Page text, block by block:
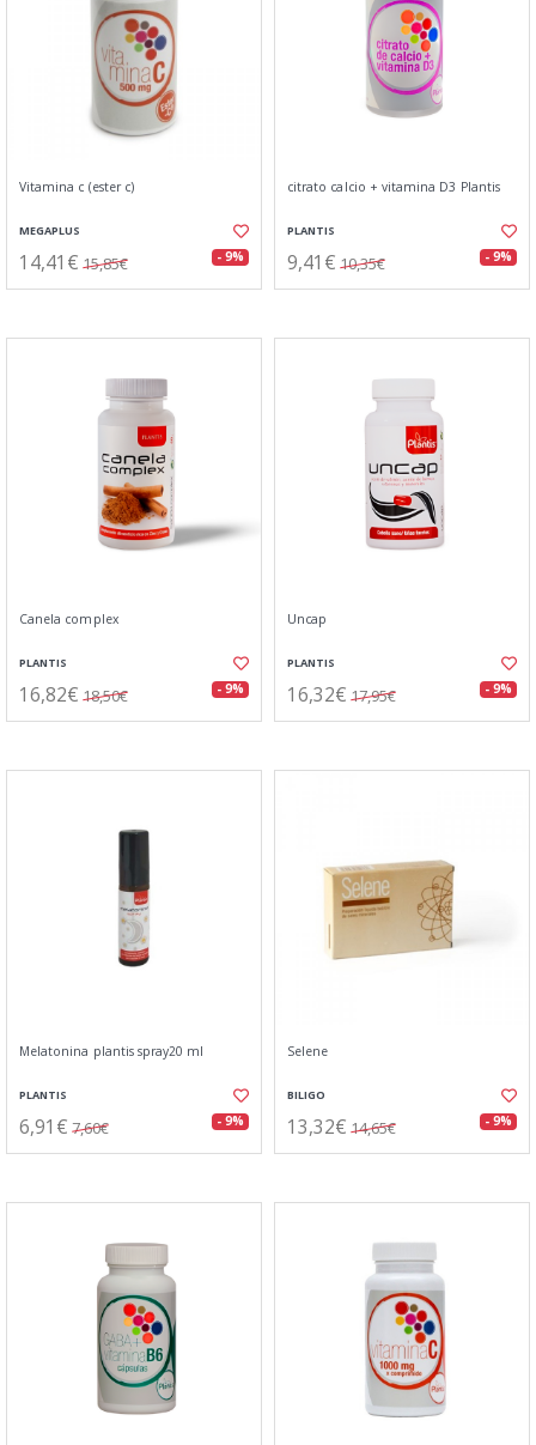
Vitamina c (ester c)
MEGAPLUS
14,41€ 15,85€ - 9%
citrato calcio + vitamina D3 Plantis
PLANTIS
9,41€ 10,35€ - 9%
Canela complex
PLANTIS
16,82€ 18,50€ - 9%
Uncap
PLANTIS
16,32€ 17,95€ - 9%
Melatonina plantis spray20 ml
PLANTIS
6,91€ 7,60€ - 9%
Selene
BILIGO
13,32€ 14,65€ - 9%